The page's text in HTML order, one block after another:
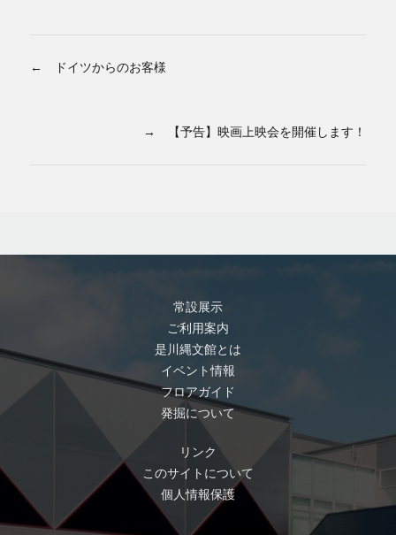
← ドイツからのお客様
→ 【予告】映画上映会を開催します！
常設展示
ご利用案内
是川縄文館とは
イベント情報
フロアガイド
発掘について
リンク
このサイトについて
個人情報保護